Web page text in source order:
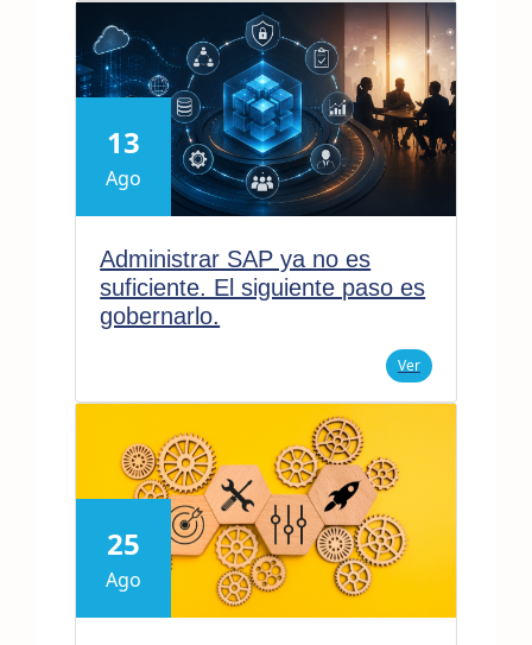
13
Ago
Administrar SAP ya no es
suficiente. El siguiente paso es
gobernarlo.
Ver
25
Ago